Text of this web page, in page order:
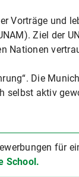
Vorträge und
Ziel der
Nationen
Die
aktiv
für
School.